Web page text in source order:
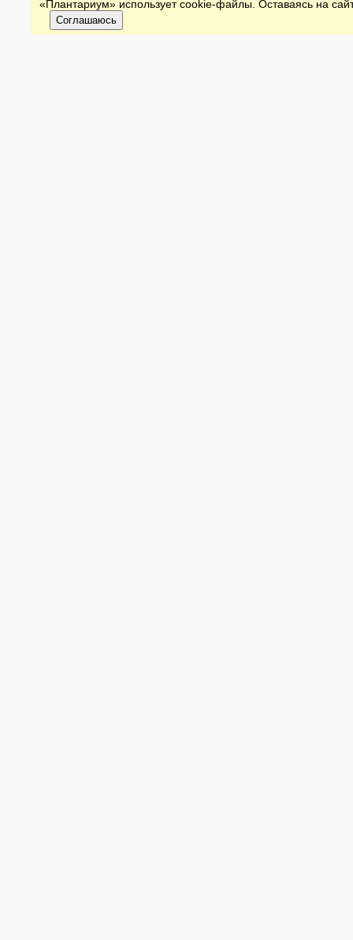
«Плантариум» использует cookie-файлы. Оставаясь на
Соглашаюсь